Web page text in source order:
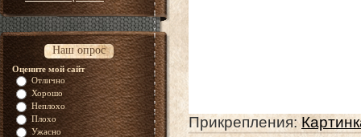
Наш опрос
Оцените мой сайт
Отлично
Хорошо
Неплохо
Плохо
Ужасно
Прикрепления: